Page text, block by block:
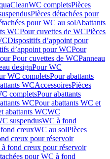
WC completsPièces
Pièces détachées pour
pour WC au solAbattants
WCPour cuvettes de WCPièces
Dispositifs d’appoint pour
d’appoint pour WCPour
Pour cuvettes de WCPanneau
designPour WC
WC completsPour abattants
WCAccessoiresPièces
completsPour abattants
WCPour abattants WC et
abattants WCWC
suspendusWC à fond
creuxWC au solPièces
creux pour réservoir
à fond creux pour réservoir
pour WC à fond